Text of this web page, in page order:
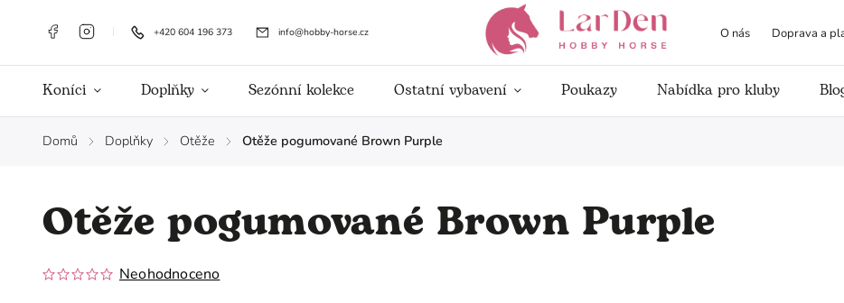
+420 604 196 373 info@hobby-horse.cz O nás Doprava a
Koníci Doplňky Sezónní kolekce Ostatní vybavení Poukazy Nabídka pro kluby
Domů / Doplňky / Otěže / Otěže pogumované Brown Purple
Otěže pogumované Brown Purple
Neohodnoceno